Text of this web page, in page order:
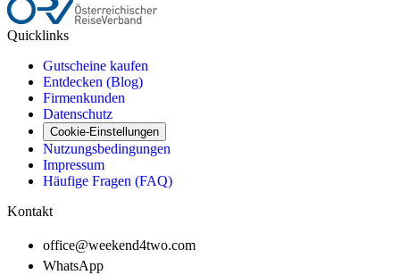
Quicklinks
Gutscheine kaufen
Entdecken (Blog)
Firmenkunden
Datenschutz
Cookie-Einstellungen
Nutzungsbedingungen
Impressum
Häufige Fragen (FAQ)
Kontakt
office@weekend4two.com
WhatsApp